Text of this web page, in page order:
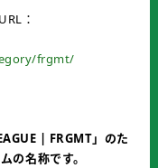
：
frgmt/
| FRGMT」のた
の名称です。